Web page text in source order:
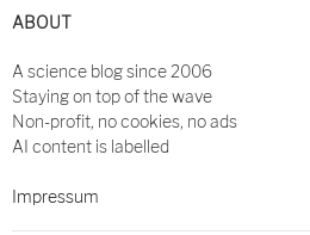
ABOUT
A science blog since 2006
Staying on top of the wave
Non-profit, no cookies, no ads
AI content is labelled
Impressum